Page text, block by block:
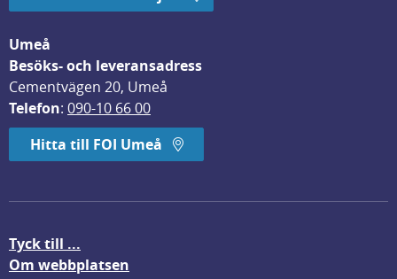
Umeå
Besöks- och leveransadress
Cementvägen 20, Umeå
Telefon: 090-10 66 00
Hitta till FOI Umeå
Tyck till ...
Om webbplatsen